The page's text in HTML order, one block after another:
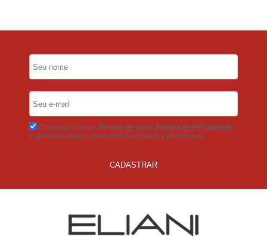
Concordo com os Termos de usoe Politica de Privacidade
e aceito receber e-mails com novidades e promoções.
CADASTRAR